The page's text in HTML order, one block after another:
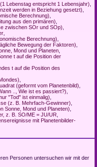
Lebenstag entspricht 1 Lebensjahr)
werden in Beziehung gesetzt)
Berechnung)
aus den primären)
zwischen SOr und SOp)
,
Berechnung)
Bewegung der Faktoren)
Mond und Planeten,
t auf die Position der
t auf die Position des
(geformt vom Planetenbild)
.., Wie ist es passiert?)
"Tod" ist einmalig)
(z. B. Mehrfach-Gewinner)
Sonne, Mond und Planeten)
z. B. SO/ME = JU/UR
mit Planetenbilder-
Personen untersuchen wir mit der